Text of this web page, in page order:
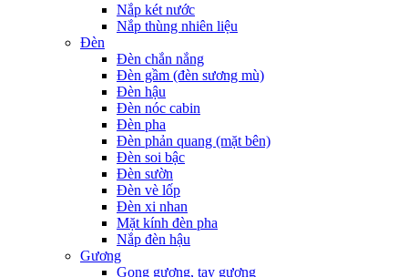
Nắp két nước
Nắp thùng nhiên liệu
Đèn
Đèn chắn nắng
Đèn gầm (đèn sương mù)
Đèn hậu
Đèn nóc cabin
Đèn pha
Đèn phản quang (mặt bên)
Đèn soi bậc
Đèn sườn
Đèn vè lốp
Đèn xi nhan
Mặt kính đèn pha
Nắp đèn hậu
Gương
Gọng gương, tay gương